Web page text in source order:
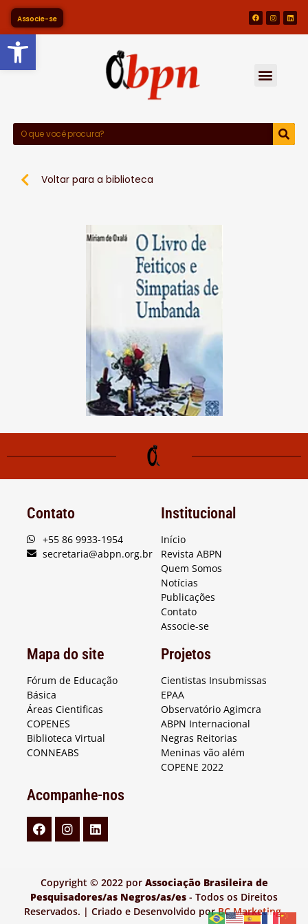
Barra de Ferramentas
Associe-se
Voltar para a biblioteca
Contato
+55 86 9933-1954
secretaria@abpn.org.br
Institucional
Início
Revista ABPN
Quem Somos
Notícias
Publicações
Contato
Associe-se
Mapa do site
Fórum de Educação
Básica
Áreas Cientificas
COPENES
Biblioteca Virtual
CONNEABS
Projetos
Cientistas Insubmissas
EPAA
Observatório Agimcra
ABPN Internacional
Negras Reitorias
Meninas vão além
COPENE 2022
Acompanhe-nos
Copyright © 2022 por Associação Brasileira de
Pesquisadores/as Negros/as/es - Todos os Direitos
Reservados. | Criado e Desenvolvido porBC Marketing.